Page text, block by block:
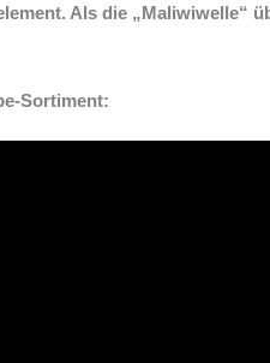
Als die „Maliwiwelle“
Sortiment: